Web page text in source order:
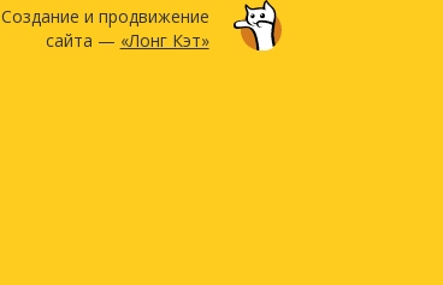
Создание и продвижение
сайта — «Лонг Кэт»